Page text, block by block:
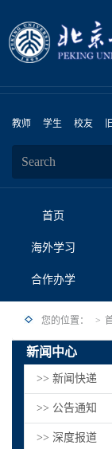
教师 学生 校友
首页
海外学习
合作办学
您的位置：
新闻中心
>> 新闻快递
>> 公告通知
>> 深度报道